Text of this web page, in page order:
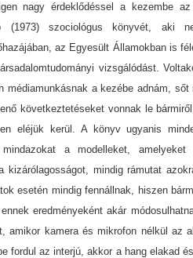
nagy érdeklődéssel a kezembe
(1973) szociológus könyvét, aki
az Egyesült Államokban is
vizsgálódást.
médiamunkásnak a kezébe adnám,
következtetéseket vonnak le
eléjük kerül. A könyv ugyanis
a modelleket,
kizárólagosságot, mindig rámutat
esetén mindig fennállnak, hiszen
eredményeként akár
amikor kamera és mikrofon nélkül az
fordul az interjú, akkor a hang elakad